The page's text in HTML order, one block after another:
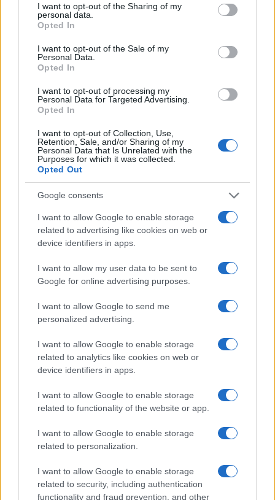
not limited to your visit or usage behaviour. You may click to
grant or deny consent to Google and its third-party tags to
use your data for below specified purposes in below Google
consent section.
I want to opt-out of the Sharing of my
personal data.
Opted In
I want to opt-out of the Sale of my
Personal Data.
Opted In
I want to opt-out of processing my
Personal Data for Targeted Advertising.
Opted In
I want to opt-out of Collection, Use,
Retention, Sale, and/or Sharing of my
Personal Data that Is Unrelated with the
Purposes for which it was collected.
Opted Out
Google consents
I want to allow Google to enable storage
related to advertising like cookies on web or
device identifiers in apps.
I want to allow my user data to be sent to
Google for online advertising purposes.
I want to allow Google to send me
personalized advertising.
I want to allow Google to enable storage
related to analytics like cookies on web or
device identifiers in apps.
I want to allow Google to enable storage
related to functionality of the website or app.
I want to allow Google to enable storage
related to personalization.
I want to allow Google to enable storage
related to security, including authentication
functionality and fraud prevention, and other
Ricevi le nostre ultime news
daGoogle News
Condividi l'articolo
F
a
ce
b
o
o
k
T
w
it
te
r
Pi
n
te
re
st
W
h
at
s
A
p
p
S
h
a
re
Articolo precedente
Prossimo articolo
NOTIZIE RECENTI
Robbie Williams incanta il gala del Big Art
Maxi piano tra Smeralda Holding e il Comune di
nonno gli avrebbe chiesto che cazzo ci faceva”
Stop ai cantieri privati a Olbia, nuove regole
anche a San Pantaleo